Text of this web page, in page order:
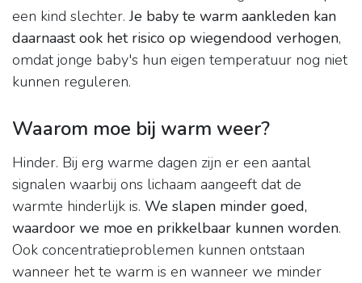
een kind slechter.Je baby te warm aankleden kan
daarnaast ook het risico op wiegendood verhogen,
omdat jonge baby's hun eigen temperatuur nog niet
kunnen reguleren.
Waarom moe bij warm weer?
Hinder. Bij erg warme dagen zijn er een aantal
signalen waarbij ons lichaam aangeeft dat de
warmte hinderlijk is. We slapen minder goed,
waardoor we moe en prikkelbaar kunnen worden.
Ook concentratieproblemen kunnen ontstaan
wanneer het te warm is en wanneer we minder